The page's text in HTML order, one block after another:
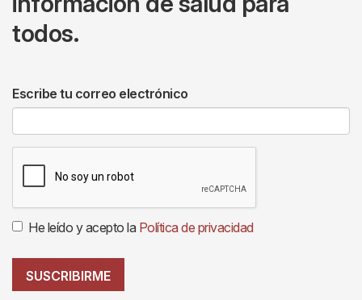
todos.
Escribe tu correo electrónico
He leído y acepto la Política de privacidad
SUSCRIBIRME